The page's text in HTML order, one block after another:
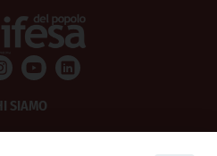
SIAMO